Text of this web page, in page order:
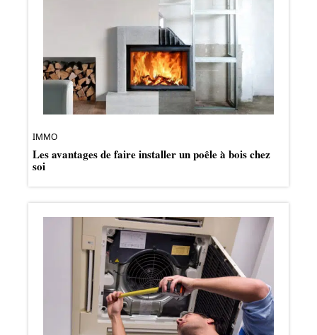
IMMO
Les avantages de faire installer un poêle à bois chez
soi